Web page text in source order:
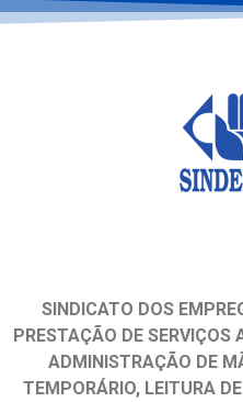
SINDICATO DOS
PRESTAÇÃO DE SERVIÇOS
ADMINISTRAÇÃO DE
TEMPORÁRIO, LEITURA